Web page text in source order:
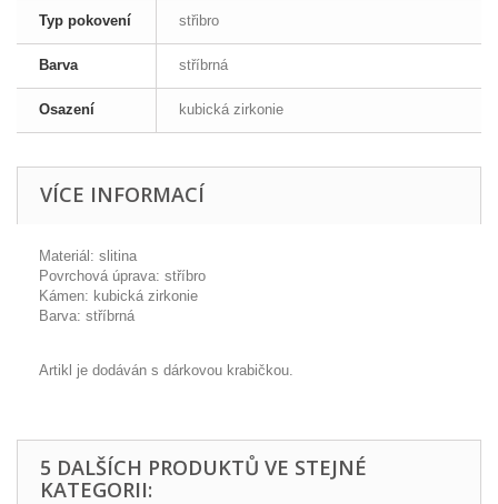
Typ pokovení střibro
Barva stříbrná
Osazení kubická zirkonie
VÍCE INFORMACÍ
Materiál: slitina
Povrchová úprava: stříbro
Kámen: kubická zirkonie
Barva: stříbrná
Artikl je dodáván s dárkovou krabičkou.
5 DALŠÍCH PRODUKTŮ VE STEJNÉ
KATEGORII: